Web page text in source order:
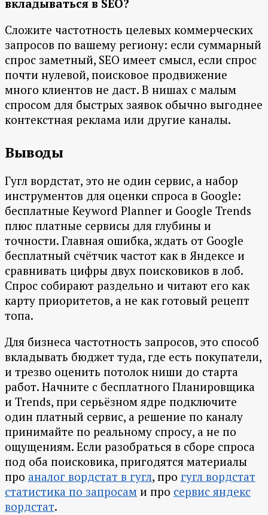
вкладываться в SEO?
Сложите частотность целевых коммерческих
запросов по вашему региону: если суммарный
спрос заметный, SEO имеет смысл, если спрос
почти нулевой, поисковое продвижение
много клиентов не даст. В нишах с малым
спросом для быстрых заявок обычно выгоднее
контекстная реклама или другие каналы.
Выводы
Гугл вордстат, это не один сервис, а набор
инструментов для оценки спроса в Google:
бесплатные Keyword Planner и Google Trends
плюс платные сервисы для глубины и
точности. Главная ошибка, ждать от Google
бесплатный счётчик частот как в Яндексе и
сравнивать цифры двух поисковиков в лоб.
Спрос собирают раздельно и читают его как
карту приоритетов, а не как готовый рецепт
топа.
Для бизнеса частотность запросов, это способ
вкладывать бюджет туда, где есть покупатели,
и трезво оценить потолок ниши до старта
работ. Начните с бесплатного Планировщика
и Trends, при серьёзном ядре подключите
один платный сервис, а решение по каналу
принимайте по реальному спросу, а не по
ощущениям. Если разобраться в сборе спроса
под оба поисковика, пригодятся материалы
про аналог вордстат в гугл, про гугл вордстат
статистика по запросам и про сервис яндекс
вордстат.